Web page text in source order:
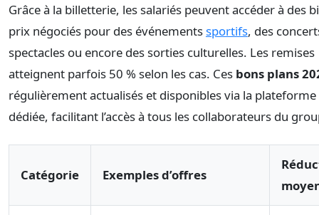
Grâce à la billetterie, les salariés peuvent accéder à des
prix négociés pour des événementssportifs, des
spectacles ou encore des sorties culturelles. Les remises
atteignent parfois 50 % selon les cas. Ces bons plans
régulièrement actualisés et disponibles via la plateforme
dédiée, facilitant l’accès à tous les collaborateurs du
Catégorie Exemples d’offres